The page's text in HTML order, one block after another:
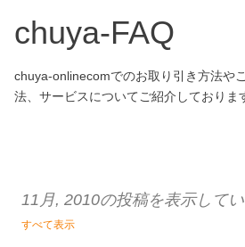
スキップしてメイン コン
chuya-FAQ
chuya-onlinecomでのお取り引き方法や
法、サービスについてご紹介しておりま
11月, 2010の投稿を表示して
すべて表示